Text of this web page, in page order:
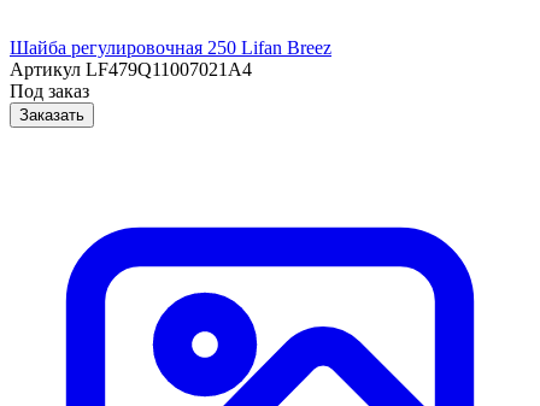
Шайба регулировочная 250 Lifan Breez
Артикул LF479Q11007021A4
Под заказ
Заказать